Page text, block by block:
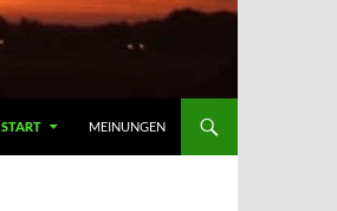
START MEINUNGEN